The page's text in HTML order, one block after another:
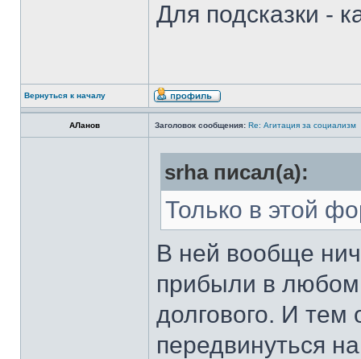
Для подсказки -
Вернуться к началу
АЛанов Заголовок сообщения: Re: Агитация за социализм
srha писал(а):
Только в этой
В ней вообще
прибыли в любом
долгового. И
передвинуться